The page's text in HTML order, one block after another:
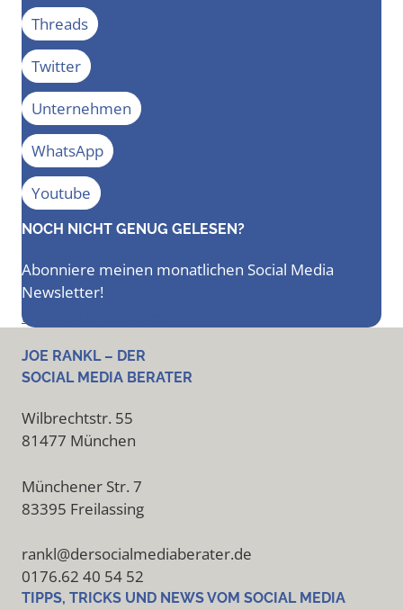
Threads
Twitter
Unternehmen
WhatsApp
Youtube
NOCH NICHT GENUG GELESEN?
Abonniere meinen monatlichen Social Media
Newsletter!
Newsletter bestellen
JOE RANKL – DER
SOCIAL MEDIA BERATER
Wilbrechtstr. 55
81477 München
Münchener Str. 7
83395 Freilassing
rankl@dersocialmediaberater.de
0176.62 40 54 52
TIPPS, TRICKS UND NEWS VOM SOCIAL MEDIA